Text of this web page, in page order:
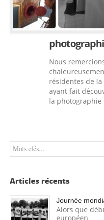
Nous
résidentes de
ayant fait
la
Articles récents
Journée
Alors que
européen